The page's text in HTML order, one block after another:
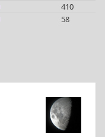
410
58